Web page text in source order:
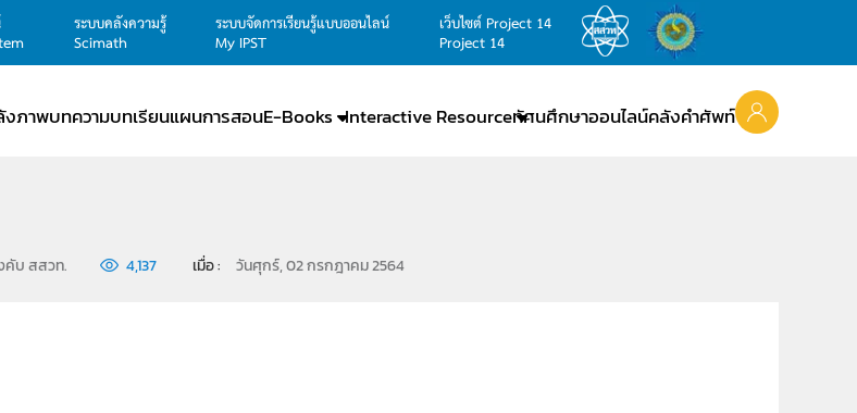
ระบบคลังความรู้
Scimath
ระบบจัดการเรียนรู้แบบออนไลน์
My IPST
เว็บไซต์ Project 14
Project 14
งภาพบทความบทเรียนแผนการสอนE-Books Interactive Resourceทัศนศึกษาออนไลน์คลังคำศัพท์
คับ สสวท. 4,137 เมื่อ : วันศุกร์, 02 กรกฎาคม 2564